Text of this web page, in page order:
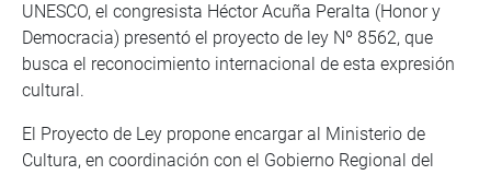
UNESCO, el congresista Héctor Acuña Peralta (Honor y
Democracia) presentó el proyecto de ley Nº 8562, que
busca el reconocimiento internacional de esta expresión
cultural.
El Proyecto de Ley propone encargar al Ministerio de
Cultura, en coordinación con el Gobierno Regional del